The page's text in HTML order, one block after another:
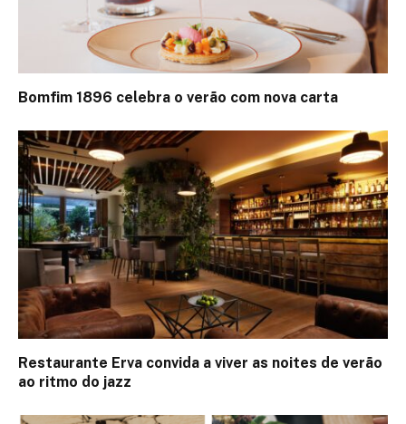
Bomfim 1896 celebra o verão com nova carta
Restaurante Erva convida a viver as noites de verão
ao ritmo do jazz